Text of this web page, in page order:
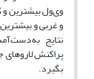
وی‌ول بیشترین و
و غربی و
نتایج
پراکنش لاروهای
بگیرد.